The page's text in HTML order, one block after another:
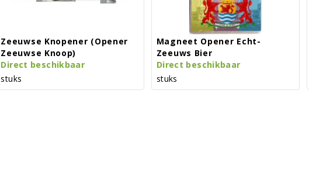
Zeeuwse Knopener (opener
Zeeuwse Knoop)
Direct beschikbaar
stuks
Magneet Opener Echt-
Zeeuws Bier
Direct beschikbaar
stuks